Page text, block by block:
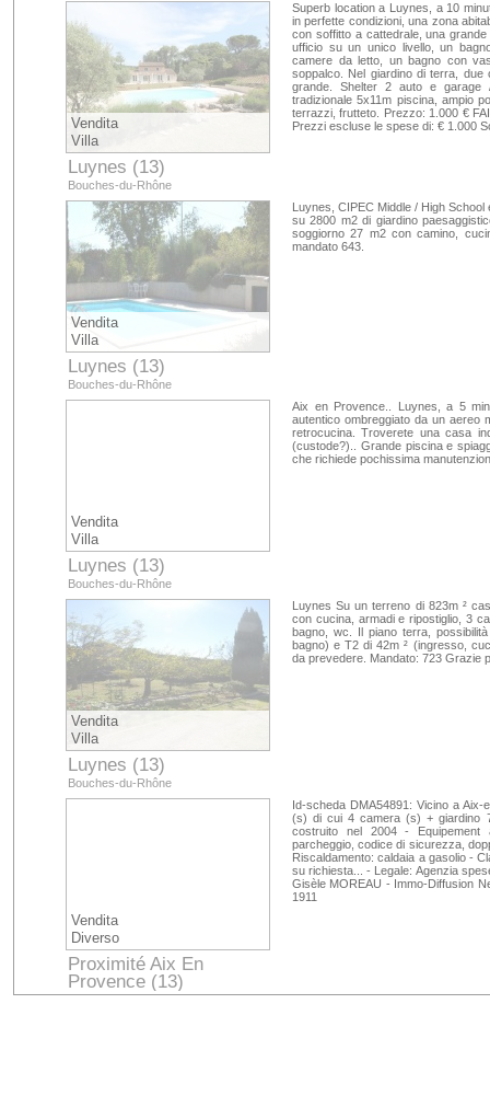
Vendita
Villa
Luynes (13)
Bouches-du-Rhône
Superb location a Luynes, a 10
in perfette condizioni, una zona
con soffitto a cattedrale, una
ufficio su un unico livello, un
camere da letto, un bagno con
soppalco. Nel giardino di terra,
grande. Shelter 2 auto e garage
tradizionale 5x11m piscina, ampio
terrazzi, frutteto. Prezzo: 1.000 €
Prezzi escluse le spese di: € 1.000
Vendita
Villa
Luynes (13)
Bouches-du-Rhône
Luynes, CIPEC Middle / High
su 2800 m2 di giardino
soggiorno 27 m2 con camino,
mandato 643.
Vendita
Villa
Luynes (13)
Bouches-du-Rhône
Aix en Provence.. Luynes, a 5
autentico ombreggiato da un aereo
retrocucina. Troverete una casa
(custode?).. Grande piscina e
che richiede pochissima
Vendita
Villa
Luynes (13)
Bouches-du-Rhône
Luynes Su un terreno di 823m ²
con cucina, armadi e ripostiglio, 3
bagno, wc. Il piano terra,
bagno) e T2 di 42m ² (ingresso,
da prevedere. Mandato: 723 Grazie
Vendita
Diverso
Proximité Aix En
Provence (13)
Bouches-du-Rhône
Id-scheda DMA54891: Vicino a
(s) di cui 4 camera (s) + giardino
costruito nel 2004 - Equipement
parcheggio, codice di sicurezza,
Riscaldamento: caldaia a gasolio -
su richiesta... - Legale: Agenzia
Gisèle MOREAU - Immo-Diffusion
1911